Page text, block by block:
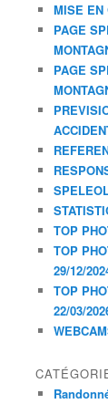
MISE EN
PAGE
PAGE
TOP
TOP
29/12/
TOP
22/03/